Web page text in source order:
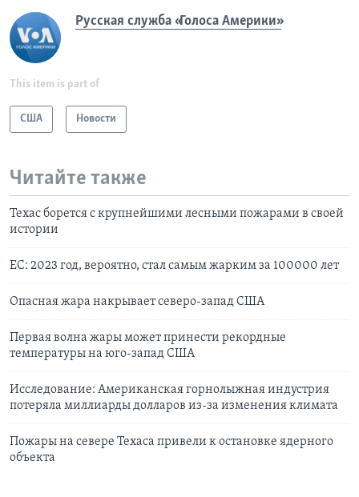
Русская служба «Голоса Америки»
This item is part of
США Новости
Читайте также
Техас борется с крупнейшими лесными пожарами в своей
истории
ЕС: 2023 год, вероятно, стал самым жарким за 100000 лет
Опасная жара накрывает северо-запад США
Первая волна жары может принести рекордные
температуры на юго-запад США
Исследование: Американская горнолыжная индустрия
потеряла миллиарды долларов из-за изменения климата
Пожары на севере Техаса привели к остановке ядерного
объекта